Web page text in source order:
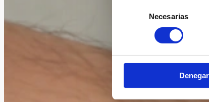
consentimiento
Necesarias
Denegar